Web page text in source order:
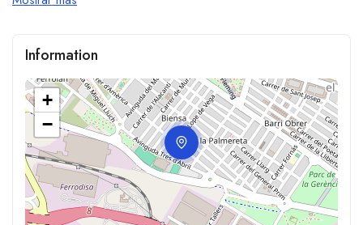
Information
+
−